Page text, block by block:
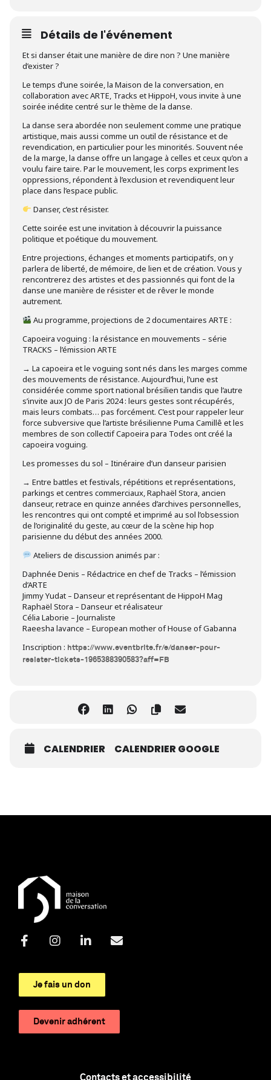
Détails de l'événement
Et si danser était une manière de dire non ? Une manière
d’exister ?
Le temps d’une soirée, la Maison de la conversation, en
collaboration avec ARTE, Tracks et HippoH, vous invite à une
soirée inédite centré sur le thème de la danse.
La danse sera abordée non seulement comme une pratique
artistique, mais aussi comme un outil de résistance et de
revendication, en particulier pour les minorités. Souvent née
de la marge, la danse offre un langage à celles et ceux qu’on a
voulu faire taire. Par le mouvement, les corps expriment les
oppressions, répondent à l’exclusion et revendiquent leur
place dans l’espace public.
Danser, c’est résister.
Cette soirée est une invitation à découvrir la puissance
politique et poétique du mouvement.
Entre projections, échanges et moments participatifs, on y
parlera de liberté, de mémoire, de lien et de création. Vous y
rencontrerez des artistes et des passionnés qui font de la
danse une manière de résister et de rêver le monde
autrement.
Au programme, projections de 2 documentaires ARTE :
Capoeira voguing : la résistance en mouvements – série
TRACKS – l’émission ARTE
→ La capoeira et le voguing sont nés dans les marges comme
des mouvements de résistance. Aujourd’hui, l’une est
considérée comme sport national brésilien tandis que l’autre
s’invite aux JO de Paris 2024 : leurs gestes sont récupérés,
mais leurs combats… pas forcément. C’est pour rappeler leur
force subversive que l’artiste brésilienne Puma Camillê et les
membres de son collectif Capoeira para Todes ont créé la
capoeira voguing.
Les promesses du sol – ​​Itinéraire d’un danseur parisien
→ Entre battles et festivals, répétitions et représentations,
parkings et centres commerciaux, Raphaël Stora, ancien
danseur, retrace en quinze années d’archives personnelles,
les rencontres qui ont compté et imprimé au sol l’obsession
de l’originalité du geste, au cœur de la scène hip hop
parisienne du début des années 2000.
Ateliers de discussion animés par :
Daphnée Denis – Rédactrice en chef de Tracks – l’émission
d’ARTE
Jimmy Yudat – Danseur et représentant de HippoH Mag
Raphaël Stora – Danseur et réalisateur
Célia Laborie – Journaliste
Raeesha lavance – European mother of House of Gabanna
Inscription : https://www.eventbrite.fr/e/danser-pour-
resister-tickets-1965388390583?aff=FB
CALENDRIER CALENDRIER GOOGLE
Je fais un don
Devenir adhérent
Contacts et accessibilité